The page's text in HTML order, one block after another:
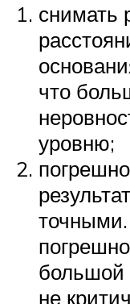
снимать
что
уровню;
большой
не